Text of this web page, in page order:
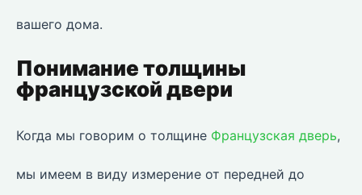
вашего дома.
Понимание толщины
французской двери
Когда мы говорим о толщине Французская дверь,
мы имеем в виду измерение от передней до